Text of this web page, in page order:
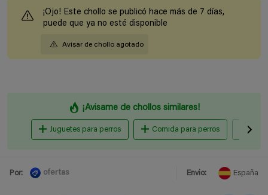
¡Ojo! Este chollo se publicó hace más de 7 días,
puede que ya no esté disponible
Avisar de chollo agotado
¡Avisame de chollos similares!
Juguetes para perros Comida para perros
Por: ofertas Envio: España